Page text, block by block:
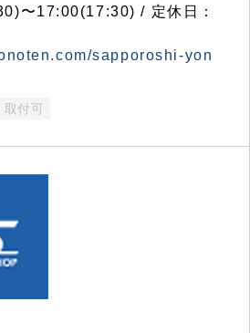
〜17:00(17:30) / 定休日：
sapporoshi-yon
取付可